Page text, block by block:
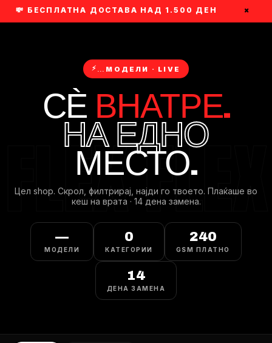
💸 БЕСПЛАТНА ДОСТАВА НАД 1.500 ДЕН ×
⚡ … МОДЕЛИ · LIVE
СЀ ВНАТРЕ.
НА ЕДНО
МЕСТО.
Цел shop. Скрол, филтрирaj, најди го твоето. Плаќаше во
кеш на врата · 14 дена замена.
—
МОДЕЛИ
0
КАТЕГОРИИ
240
GSM ПЛАТНО
14
ДЕНА ЗАМЕНА